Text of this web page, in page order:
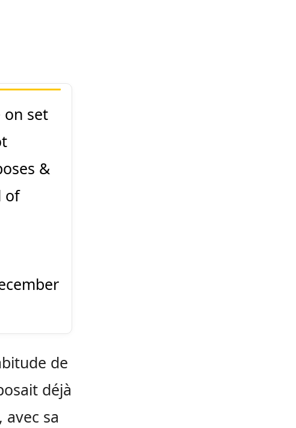
set
&
of
de
déjà
, avec sa